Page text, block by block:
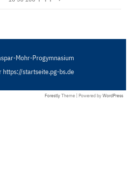
Mohr-Progymnasium
https://startseite.pg-bs.de
Forestly Theme | Powered by WordPress